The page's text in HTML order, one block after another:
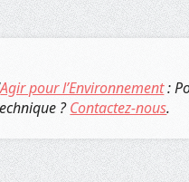
Agir pour l’Environnement:
?Contactez-nous.